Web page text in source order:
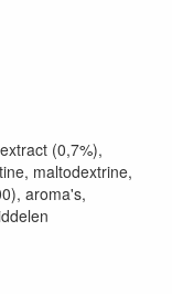
(0,7%),
maltodextrine,
aroma's,